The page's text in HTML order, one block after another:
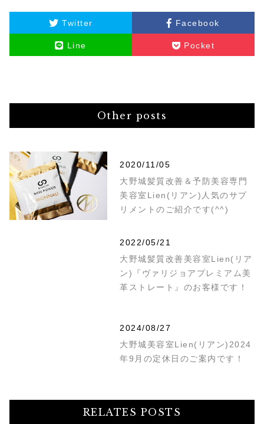
Twitter Facebook
Line Pocket
Other posts
2020/11/05
大野城髪質改善＆予防美容専門
美容室Lien(リアン)人気のサプ
リメントのご紹介です(^^)
2022/05/21
大野城髪質改善美容室Lien(リア
ン)『ヴァリジョアプレミアム美
革ストレート』のお客様です！
2024/08/27
大野城美容室Lien(リアン)2024
年9月の定休日のご案内です！
RELATES POSTS